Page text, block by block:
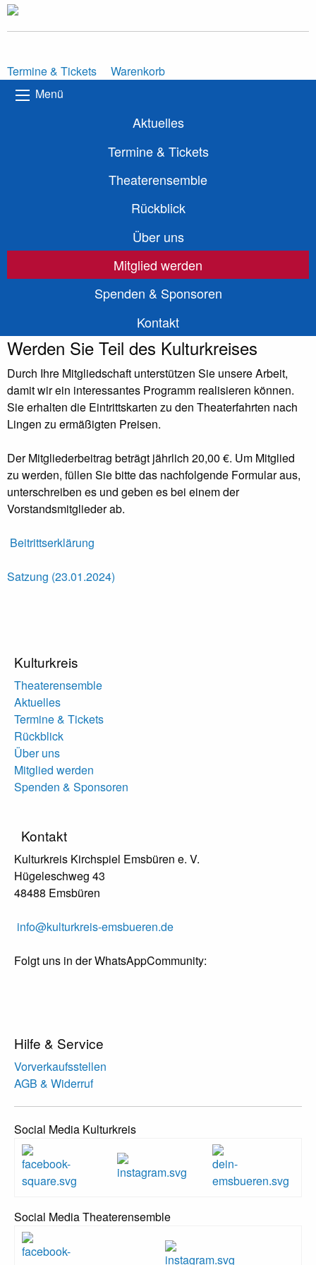
Termine & Tickets
Warenkorb
Menü
Aktuelles
Termine & Tickets
Theaterensemble
Rückblick
Über uns
Mitglied werden
Spenden & Sponsoren
Kontakt
Werden Sie Teil des Kulturkreises
Durch Ihre Mitgliedschaft unterstützen Sie unsere Arbeit,
damit wir ein interessantes Programm realisieren können.
Sie erhalten die Eintrittskarten zu den Theaterfahrten nach
Lingen zu ermäßigten Preisen.
Der Mitgliederbeitrag beträgt jährlich 20,00 €. Um Mitglied
zu werden, füllen Sie bitte das nachfolgende Formular aus,
unterschreiben es und geben es bei einem der
Vorstandsmitglieder ab.
Beitrittserklärung
Satzung (23.01.2024)
Kulturkreis
Theaterensemble
Aktuelles
Termine & Tickets
Rückblick
Über uns
Mitglied werden
Spenden & Sponsoren
Kontakt
Kulturkreis Kirchspiel Emsbüren e. V.
Hügeleschweg 43
48488 Emsbüren
info@kulturkreis-emsbueren.de
Folgt uns in der WhatsAppCommunity:
Hilfe & Service
Vorverkaufsstellen
AGB & Widerruf
Social Media Kulturkreis
Social Media Theaterensemble